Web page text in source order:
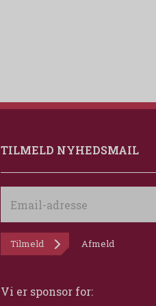
TILMELD NYHEDSMAIL
adresse
Tilmeld Afmeld
Vi er sponsor for: